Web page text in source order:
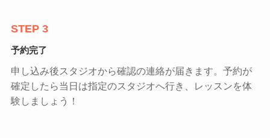
STEP 3
予約完了
申し込み後スタジオから確認の連絡が届きます。予約が
確定したら当日は指定のスタジオへ行き、レッスンを体
験しましょう！